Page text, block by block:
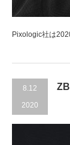
Pixologic社は
8.12
2020